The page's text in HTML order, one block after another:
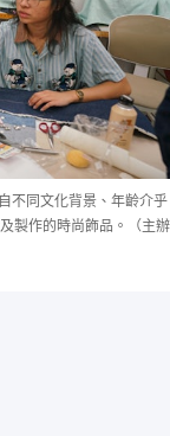
不同文化背景、年齡介乎
製作的時尚飾品。（主辦